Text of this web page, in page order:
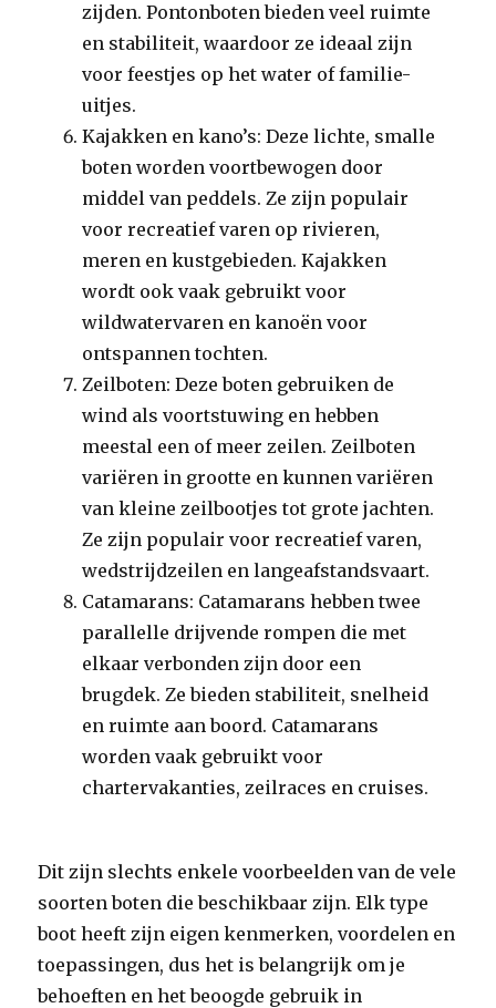
zijden. Pontonboten bieden veel ruimte
en stabiliteit, waardoor ze ideaal zijn
voor feestjes op het water of familie-
uitjes.
Kajakken en kano’s: Deze lichte, smalle
boten worden voortbewogen door
middel van peddels. Ze zijn populair
voor recreatief varen op rivieren,
meren en kustgebieden. Kajakken
wordt ook vaak gebruikt voor
wildwatervaren en kanoën voor
ontspannen tochten.
Zeilboten: Deze boten gebruiken de
wind als voortstuwing en hebben
meestal een of meer zeilen. Zeilboten
variëren in grootte en kunnen variëren
van kleine zeilbootjes tot grote jachten.
Ze zijn populair voor recreatief varen,
wedstrijdzeilen en langeafstandsvaart.
Catamarans: Catamarans hebben twee
parallelle drijvende rompen die met
elkaar verbonden zijn door een
brugdek. Ze bieden stabiliteit, snelheid
en ruimte aan boord. Catamarans
worden vaak gebruikt voor
chartervakanties, zeilraces en cruises.
Dit zijn slechts enkele voorbeelden van de vele
soorten boten die beschikbaar zijn. Elk type
boot heeft zijn eigen kenmerken, voordelen en
toepassingen, dus het is belangrijk om je
behoeften en het beoogde gebruik in